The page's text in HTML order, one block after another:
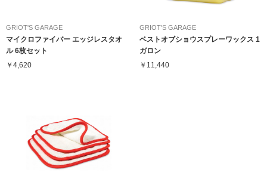
GRIOT'S GARAGE
マイクロファイバー エッジレスタオ
ル 6枚セット
￥4,620
GRIOT'S GARAGE
ベストオブショウスプレーワックス 1
ガロン
￥11,440